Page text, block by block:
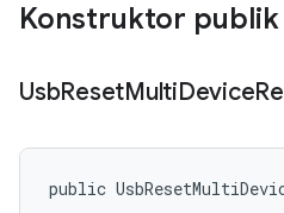
Konstruktor publik
UsbResetMultiDevice
public